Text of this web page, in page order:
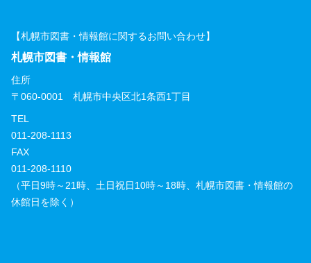
【札幌市図書・情報館に関するお問い合わせ】
札幌市図書・情報館
住所
〒060-0001 札幌市中央区北1条西1丁目
TEL
011-208-1113
FAX
011-208-1110
（平日9時～21時、土日祝日10時～18時、札幌市図書・情報館の
休館日を除く）